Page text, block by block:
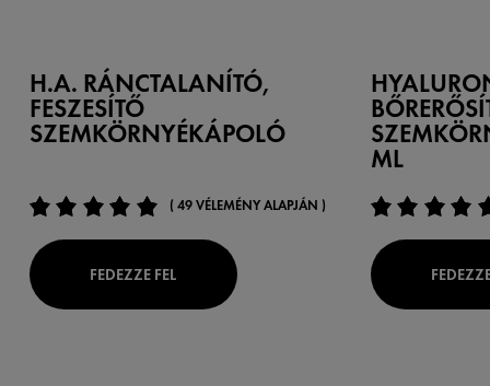
H.A. RÁNCTALANÍTÓ,
FESZESÍTŐ
SZEMKÖRNYÉKÁPOLÓ
( 49 VÉLEMÉNY ALAPJÁN )
FEDEZZE FEL
ML